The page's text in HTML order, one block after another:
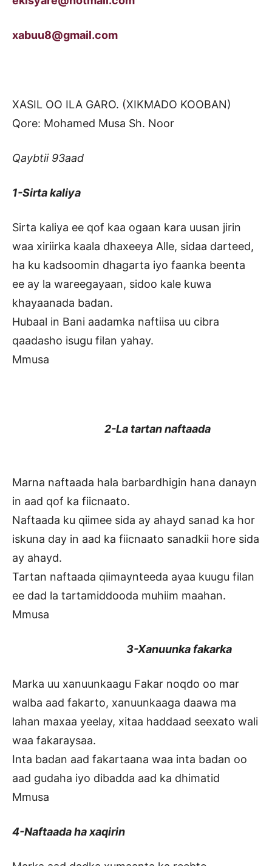
xabuu8@gmail.com
XASIL OO ILA GARO. (XIKMADO KOOBAN)
Qore: Mohamed Musa Sh. Noor
Qaybtii 93aad
1-Sirta kaliya
Sirta kaliya ee qof kaa ogaan kara uusan jirin
waa xiriirka kaala dhaxeeya Alle, sidaa darteed,
ha ku kadsoomin dhagarta iyo faanka beenta
ee ay la wareegayaan, sidoo kale kuwa
khayaanada badan.
Hubaal in Bani aadamka naftiisa uu cibra
qaadasho isugu filan yahay.
Mmusa
2-La tartan naftaada
Marna naftaada hala barbardhigin hana danayn
in aad qof ka fiicnaato.
Naftaada ku qiimee sida ay ahayd sanad ka hor
iskuna day in aad ka fiicnaato sanadkii hore sida
ay ahayd.
Tartan naftaada qiimaynteeda ayaa kuugu filan
ee dad la tartamiddooda muhiim maahan.
Mmusa
3-Xanuunka fakarka
Marka uu xanuunkaagu Fakar noqdo oo mar
walba aad fakarto, xanuunkaaga daawa ma
lahan maxaa yeelay, xitaa haddaad seexato wali
waa fakaraysaa.
Inta badan aad fakartaana waa inta badan oo
aad gudaha iyo dibadda aad ka dhimatid
Mmusa
4-Naftaada ha xaqirin